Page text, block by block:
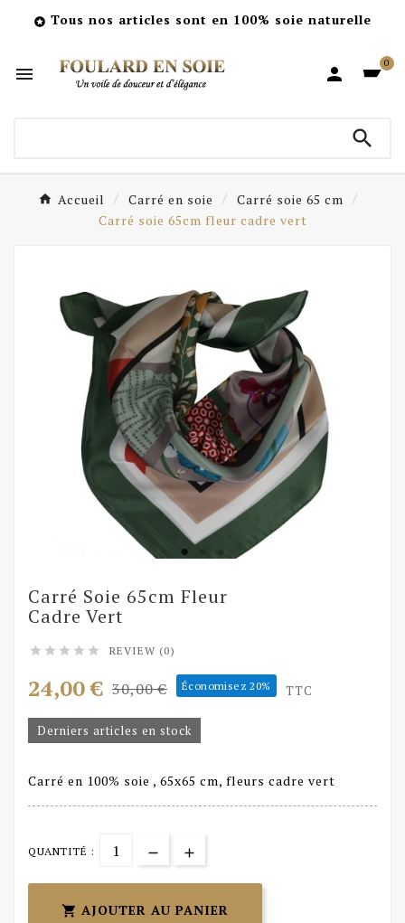
 Tous nos articles sont en 100% soie naturelle
 
0

Accueil Carré en soie
Carré soie 65 cm
Carré soie 65cm fleur cadre vert
Carré Soie 65cm Fleur
Cadre Vert
     REVIEW (0)
24,00 € 30,00 € Économisez 20% TTC
Derniers articles en stock
Carré en 100% soie , 65x65 cm, fleurs cadre vert
QUANTITÉ :
 AJOUTER AU PANIER